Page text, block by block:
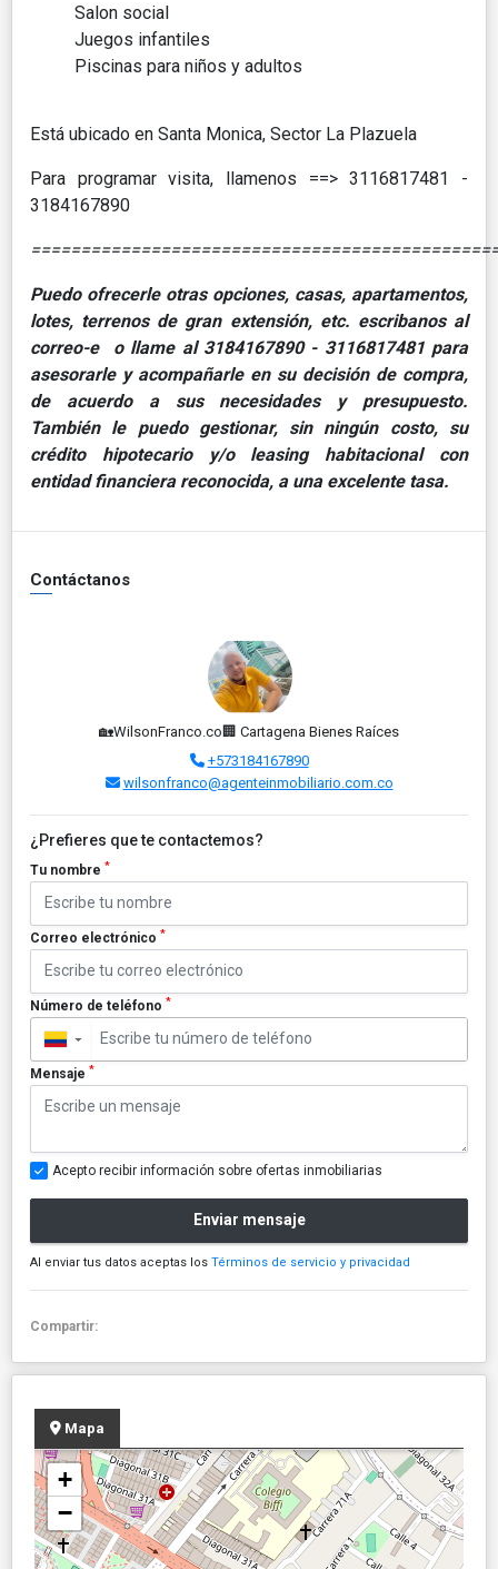
Salon social
Juegos infantiles
Piscinas para niños y adultos
Está ubicado en Santa Monica, Sector La Plazuela
Para programar visita, llamenos ==> 3116817481 -
3184167890
Puedo ofrecerle otras opciones, casas, apartamentos,
lotes, terrenos de gran extensión, etc. escribanos al
correo-e o llame al 3184167890 - 3116817481 para
asesorarle y acompañarle en su decisión de compra,
de acuerdo a sus necesidades y presupuesto.
También le puedo gestionar, sin ningún costo, su
crédito hipotecario y/o leasing habitacional con
entidad financiera reconocida, a una excelente tasa.
Contáctanos
🏡WilsonFranco.co🏢 Cartagena Bienes Raíces
+573184167890
wilsonfranco@agenteinmobiliario.com.co
¿Prefieres que te contactemos?
Tu nombre *
Correo electrónico *
Número de teléfono *
▼
Mensaje *
Acepto recibir información sobre ofertas inmobiliarias
Enviar mensaje
Al enviar tus datos aceptas los Términos de servicio y privacidad
Compartir:
Mapa
+
−